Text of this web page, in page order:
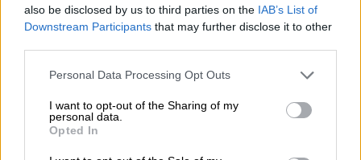
also be disclosed by us to third parties on the IAB’s List of
Downstream Participants that may further disclose it to other
Please note that this website/app uses one or more Google
not limited to your visit or usage behaviour. You may click to
grant or deny consent to Google and its third-party tags to
use your data for below specified purposes in below Google
consent section.
Personal Data Processing Opt Outs
I want to opt-out of the Sharing of my
personal data.
Opted In
Ποιος σκότωσε τον Ναπολέοντα; Οι
Γάλλοι ακόμα αναζητούν τον
δολοφόνο του Αυτοκράτορα τους
Πραγματικά οι
Αφροδίτη, Άρης, Δίας και Κρόνος θα